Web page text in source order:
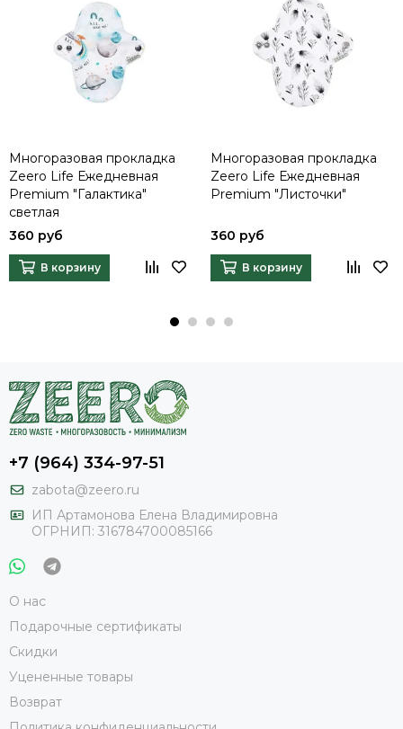
Многоразовая прокладка
Zeero Life Ежедневная
Premium "Галактика"
светлая
360 руб
В корзину
Многоразовая прокладка
Zeero Life Ежедневная
Premium "Листочки"
360 руб
В корзину
+7 (964) 334-97-51
zabota@zeero.ru
И П Артамонова Елена Владимировна
ОГРНИП: 316784700085166
О нас
Подарочные сертификаты
Скидки
Уцененные товары
Возврат